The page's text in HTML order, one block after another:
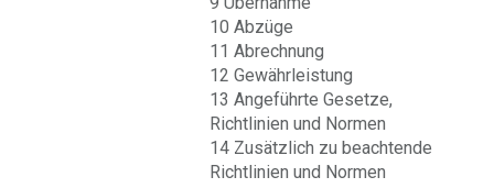
10 Abzüge
11 Abrechnung
12 Gewährleistung
13 Angeführte Gesetze,
Richtlinien und Normen
14 Zusätzlich zu beachtende
Richtlinien und Normen